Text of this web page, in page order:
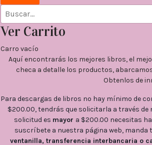
Ver Carrito
Carro vacío
Aquí encontrarás los mejores libros, el
checa a detalle los productos,
Obtenlos de
Para descargas de libros no hay mínimo de
$200.00, tendrás que solicitarla a través
solicitud es mayor a $200.00 necesitas
suscríbete a nuestra página web, manda
ventanilla, transferencia interbancaria o